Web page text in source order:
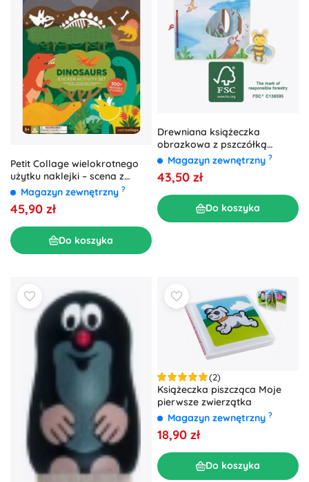
Petit Collage wielokrotnego
użytku naklejki – scena z
dinozaurami
Magazyn zewnętrzny ?
45,90 zł
Do koszyka
Drewniana książeczka
obrazkowa z pszczółką
SMALL FOOT
Magazyn zewnętrzny ?
43,50 zł
Do koszyka
(2)
Książeczka piszcząca Moje
pierwsze zwierzątka
Magazyn zewnętrzny ?
18,90 zł
Do koszyka